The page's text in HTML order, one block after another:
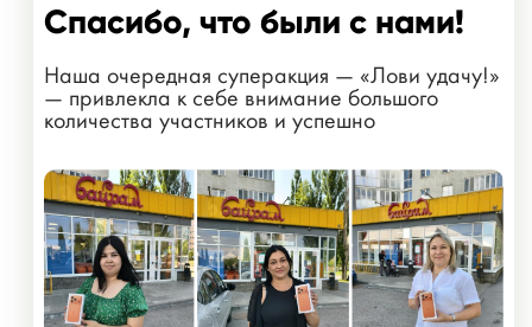
Спасибо, что были с нами!
Наша очередная суперакция — «Лови удачу!»
— привлекла к себе внимание большого
количества участников и успешно
завершилась!...